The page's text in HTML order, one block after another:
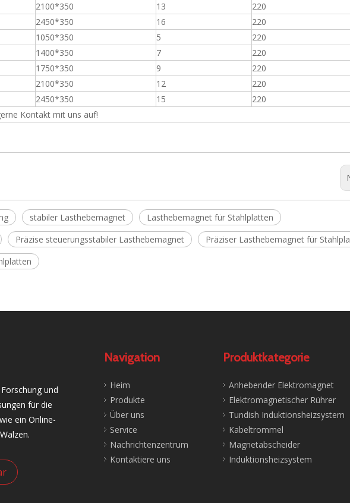
2100*350 13
220
2450*350 16
220
1050*350 5
220
1400*350 7
220
1750*350 9
220
2100*350 12
220
2450*350 15
220
Kontakt mit uns auf!
stabiler Lasthebemagnet
Lasthebemagnet für Stahlplatten
Präzise steuerungsstabiler Lasthebemagnet
Präziser Lasthebemagnet für
und
für die
ein Online-
Navigation
Heim
Produkte
Über uns
Service
Nachrichtenzentrum
Kontaktiere uns
Produktkategorie
Anhebender Elektromagnet
Elektromagnetischer Rührer
Tundish Induktionsheizsystem
Kabeltrommel
Magnetabscheider
Induktionsheizsystem